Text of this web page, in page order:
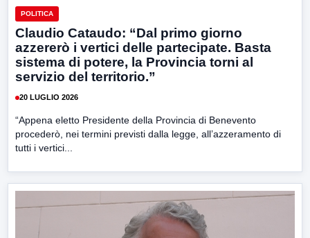
POLITICA
Claudio Cataudo: “Dal primo giorno
azzererò i vertici delle partecipate. Basta
sistema di potere, la Provincia torni al
servizio del territorio.”
20 LUGLIO 2026
“Appena eletto Presidente della Provincia di Benevento
procederò, nei termini previsti dalla legge, all’azzeramento di
tutti i vertici...